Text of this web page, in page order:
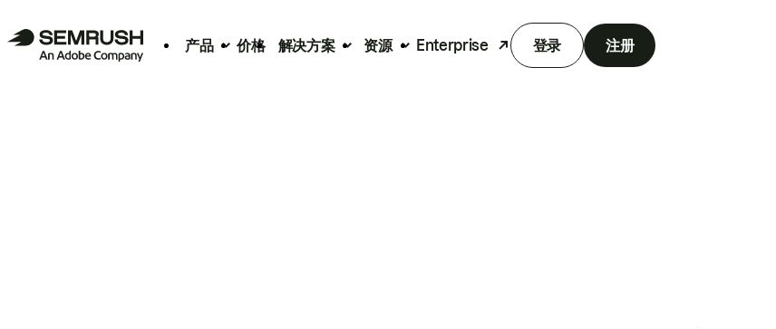
产品 价格 解决方案 资源 Enterprise 登录 注册